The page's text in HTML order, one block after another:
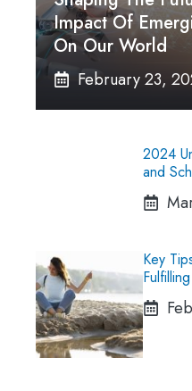
Impact Of
On Our World
February 23,
2024
and
Key